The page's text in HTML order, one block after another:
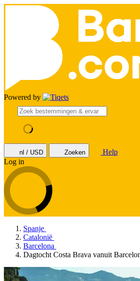
Powered by
nl / USD Zoeken
Help
Log in
Spanje
Catalonië
Barcelona
Dagtocht Costa Brava vanuit